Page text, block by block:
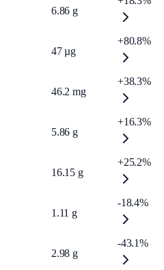
6.86 g
47 µg
+80.8%
46.2 mg
+38.3%
5.86 g
+16.3%
16.15 g
+25.2%
1.11 g
-18.4%
2.98 g
-43.1%